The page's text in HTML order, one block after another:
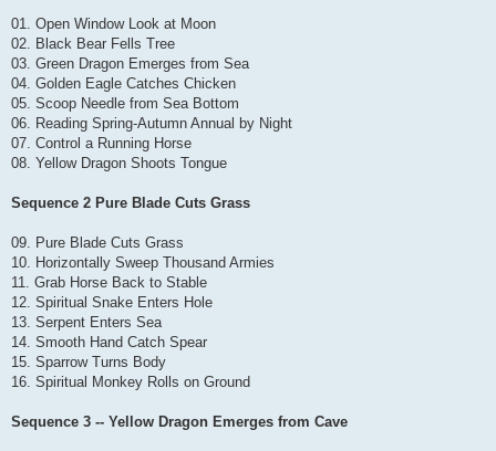
01. Open Window Look at Moon
02. Black Bear Fells Tree
03. Green Dragon Emerges from Sea
04. Golden Eagle Catches Chicken
05. Scoop Needle from Sea Bottom
06. Reading Spring-Autumn Annual by Night
07. Control a Running Horse
08. Yellow Dragon Shoots Tongue
Sequence 2 Pure Blade Cuts Grass
09. Pure Blade Cuts Grass
10. Horizontally Sweep Thousand Armies
11. Grab Horse Back to Stable
12. Spiritual Snake Enters Hole
13. Serpent Enters Sea
14. Smooth Hand Catch Spear
15. Sparrow Turns Body
16. Spiritual Monkey Rolls on Ground
Sequence 3 -- Yellow Dragon Emerges from Cave